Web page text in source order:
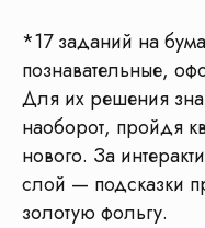
*17 заданий на
познавательные,
Для их решения
наоборот, пройдя
нового. За
слой — подсказки
золотую фольгу.
Чтобы
4